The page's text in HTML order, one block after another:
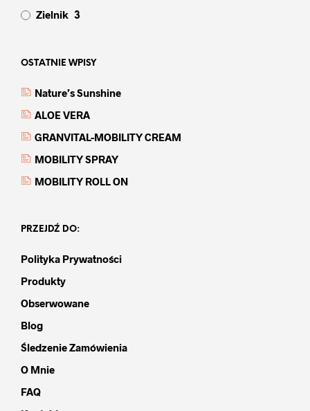
Zielnik 3
OSTATNIE WPISY
Nature’s Sunshine
ALOE VERA
GRANVITAL-MOBILITY CREAM
MOBILITY SPRAY
MOBILITY ROLL ON
PRZEJDŹ DO:
Polityka Prywatności
Produkty
Obserwowane
Blog
Śledzenie Zamówienia
O Mnie
FAQ